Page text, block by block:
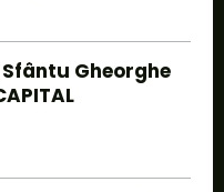
Gheorghe